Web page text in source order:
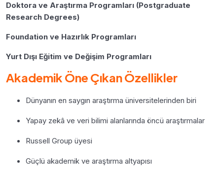
Doktora ve Araştırma Programları (Postgraduate
Research Degrees)
Foundation ve Hazırlık Programları
Yurt Dışı Eğitim ve Değişim Programları
Akademik Öne Çıkan Özellikler
Dünyanın en saygın araştırma üniversitelerinden biri
Yapay zekâ ve veri bilimi alanlarında öncü araştırmalar
Russell Group üyesi
Güçlü akademik ve araştırma altyapısı